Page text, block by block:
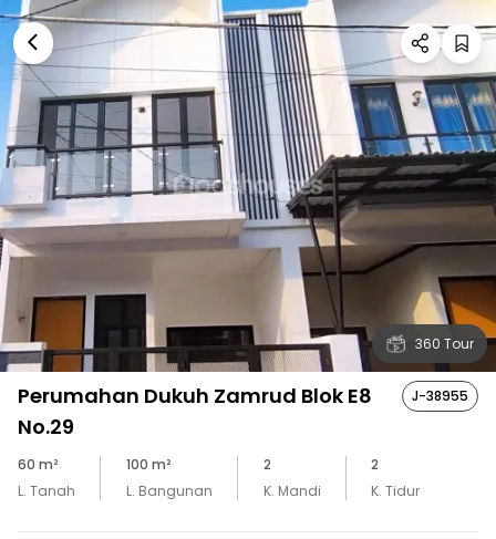
360 Tour
Perumahan Dukuh Zamrud Blok E8
No.29
J-38955
60 m²
L. Tanah
100 m²
L. Bangunan
2
K. Mandi
2
K. Tidur